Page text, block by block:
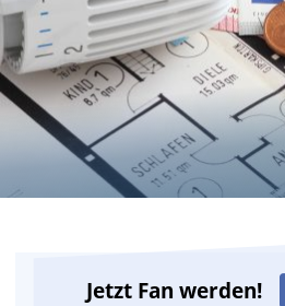
Jetzt Fan werden!